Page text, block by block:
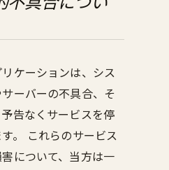
ケーションは、シス
ーバーの不具合、そ
告なくサービスを停
。 これらのサービス
について、当方は一